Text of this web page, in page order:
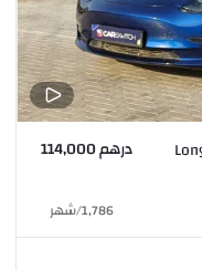
درهم 114,000
1,786
/شهر